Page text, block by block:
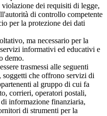
dei requisiti di legge,
di controllo competente
per la protezione dei dati
ma necessario per la
informativi ed educativi e
demo.
trasmessi alle seguenti
soggetti che offrono servizi di
al gruppo di cui fa
corrieri, operatori postali,
informazione finanziaria,
di strumenti per la